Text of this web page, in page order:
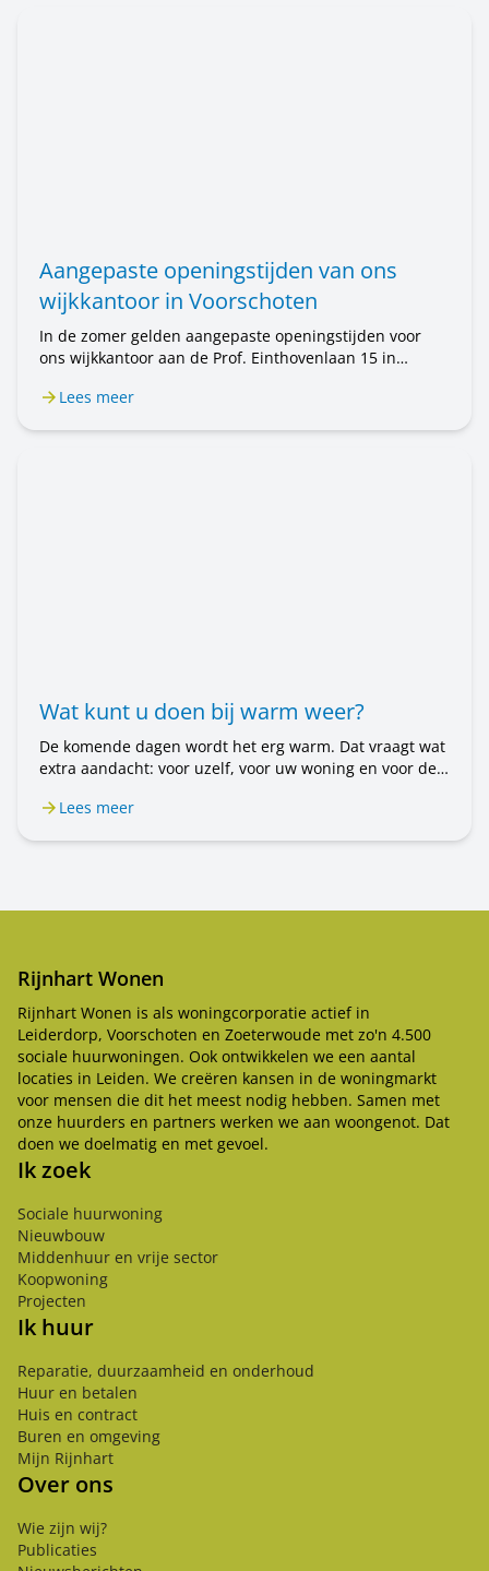
Aangepaste openingstijden van ons
wijkkantoor in Voorschoten
In de zomer gelden aangepaste openingstijden voor
ons wijkkantoor aan de Prof. Einthovenlaan 15 in
wijkkantoor alleen op afspraak geopend. Wilt u een
Lees meer
Wat kunt u doen bij warm weer?
De komende dagen wordt het erg warm. Dat vraagt wat
extra aandacht: voor uzelf, voor uw woning en voor de
doen.Lees meer
Rijnhart Wonen
Rijnhart Wonen is als woningcorporatie actief in
Leiderdorp, Voorschoten en Zoeterwoude met zo'n 4.500
sociale huurwoningen. Ook ontwikkelen we een aantal
locaties in Leiden. We creëren kansen in de woningmarkt
voor mensen die dit het meest nodig hebben. Samen met
onze huurders en partners werken we aan woongenot. Dat
doen we doelmatig en met gevoel.
Ik zoek
Sociale huurwoning
Nieuwbouw
Middenhuur en vrije sector
Koopwoning
Projecten
Ik huur
Reparatie, duurzaamheid en onderhoud
Huur en betalen
Huis en contract
Buren en omgeving
Mijn Rijnhart
Over ons
Wie zijn wij?
Publicaties